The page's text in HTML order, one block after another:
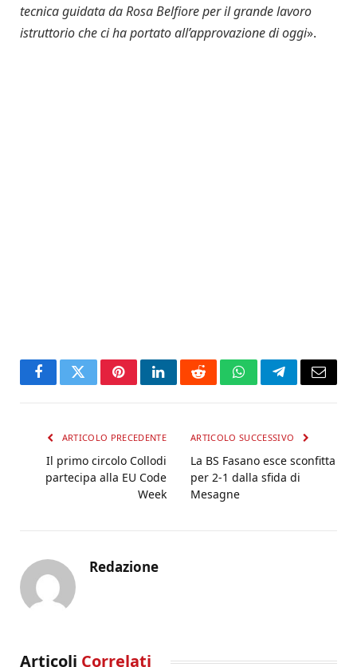
tecnica guidata da Rosa Belfiore per il grande lavoro
istruttorio che ci ha portato all’approvazione di oggi».
FacebookTwitterPinterestLinkedInRedditWhatsAppTelegramEmail
ARTICOLO PRECEDENTE
Il primo circolo Collodi
partecipa alla EU Code
Week
ARTICOLO SUCCESSIVO
La BS Fasano esce sconfitta
per 2-1 dalla sfida di
Mesagne
Redazione
Articoli Correlati